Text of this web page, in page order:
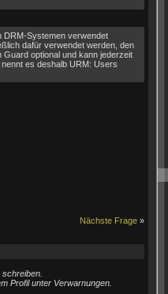
DRM-Systemen verwendet
dafür verwendet werden, den
optional und kann jederzeit
es deshalb URM: Users
Nächste Frage»
Profil unter Verwarnungen.